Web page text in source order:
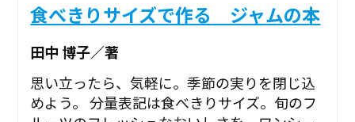
食べきりサイズで作る ジャムの本
田中 博子／著
思い立ったら、気軽に。季節の実りを閉じ込
めよう。 分量表記は食べきりサイズ。旬のフ